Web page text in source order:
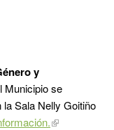
y
Municipio se
la Sala Nelly Goitiño